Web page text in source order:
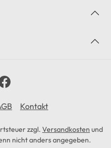
Kontakt
zzgl. Versandkosten und
nicht anders angegeben.